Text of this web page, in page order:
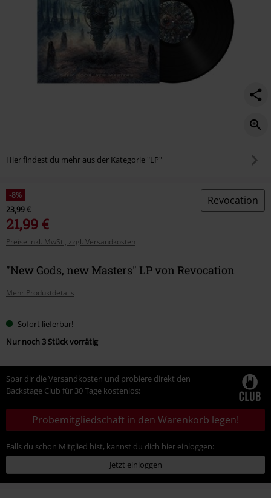
Hier findest du mehr aus der Kategorie "LP"
-8%
23,99 €
21,99 €
Preise inkl. MwSt., zzgl. Versandkosten
Revocation
"New Gods, new Masters" LP von Revocation
Mehr Produktdetails
Sofort lieferbar!
Nur noch 3 Stück vorrätig
Spar dir die Versandkosten und probiere direkt den
Backstage Club für 30 Tage kostenlos:
Probemitgliedschaft in den Warenkorb legen!
Falls du schon Mitglied bist, kannst du dich hier einloggen:
Jetzt einloggen